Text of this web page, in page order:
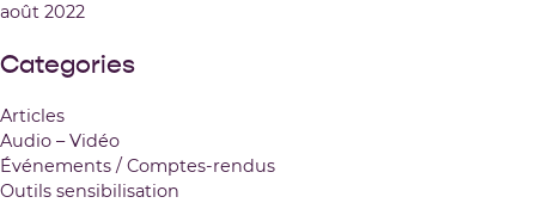
août 2022
Categories
Articles
Audio – Vidéo
Événements / Comptes-rendus
Outils sensibilisation